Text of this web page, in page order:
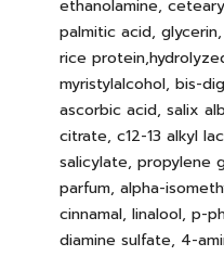
ethanolamine,
palmitic acid,
rice
myristylalcohol, bis-
ascorbic acid, salix
citrate, c12-13 alkyl
salicylate, propylene
parfum, alpha-
cinnamal, linalool, p-
diamine sulfate, 4-